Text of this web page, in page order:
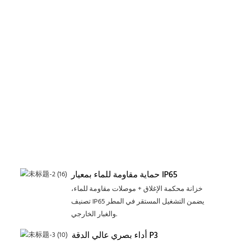
حماية مقاومة للماء بمعيار IP65
خزانة محكمة الإغلاق + موصلات مقاومة للماء،
تصنيف IP65 يضمن التشغيل المستقر في المطر
والغبار الخارجي.
أداء بصري عالي الدقة P3